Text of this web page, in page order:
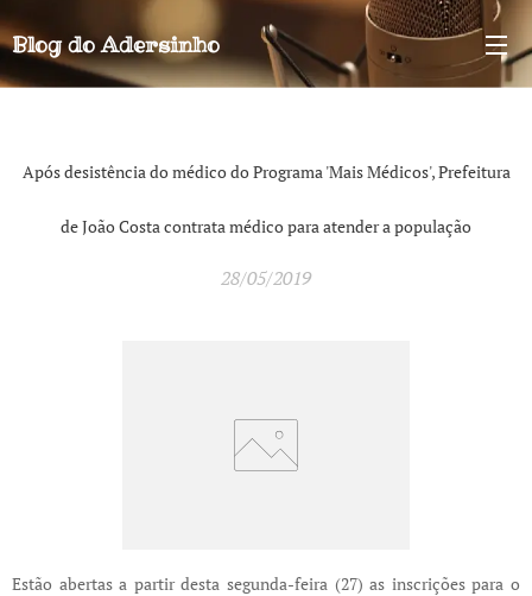
Blog doAdersinho
Após desistência do médico do Programa 'Mais Médicos', Prefeitura
de João Costa contrata médico para atender a população
28/05/2019
Estão abertas a partir desta segunda-feira (27) as inscrições para o